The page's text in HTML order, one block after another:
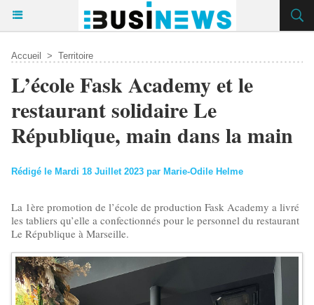
Accueil > Territoire
L’école Fask Academy et le
restaurant solidaire Le
République, main dans la main
Rédigé le Mardi 18 Juillet 2023 par Marie-Odile Helme
La 1ère promotion de l’école de production Fask Academy a livré
les tabliers qu’elle a confectionnés pour le personnel du restaurant
Le République à Marseille.